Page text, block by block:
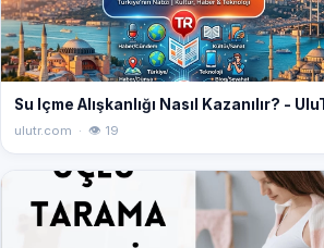
Su Içme Alışkanlığı Nasıl Kazanılır? -
ulutr.com · 👁 19